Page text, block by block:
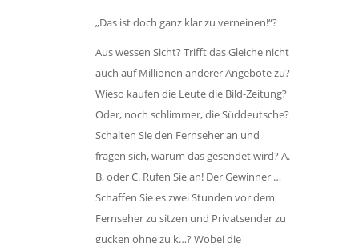
„Das ist doch ganz klar zu verneinen!“?
Aus wessen Sicht? Trifft das Gleiche nicht
auch auf Millionen anderer Angebote zu?
Wieso kaufen die Leute die Bild-Zeitung?
Oder, noch schlimmer, die Süddeutsche?
Schalten Sie den Fernseher an und
fragen sich, warum das gesendet wird? A.
B, oder C. Rufen Sie an! Der Gewinner …
Schaffen Sie es zwei Stunden vor dem
Fernseher zu sitzen und Privatsender zu
gucken ohne zu k…? Wobei die